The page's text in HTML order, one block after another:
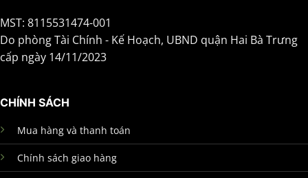
MST: 8115531474-001
Do phòng Tài Chính - Kế Hoạch, UBND quận Hai Bà Trưng
cấp ngày 14/11/2023
CHÍNH SÁCH
Mua hàng và thanh toán
Chính sách giao hàng